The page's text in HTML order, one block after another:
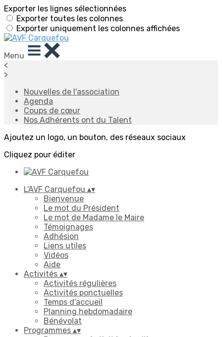
Exporter les lignes sélectionnées
Exporter toutes les colonnes
Exporter uniquement les colonnes affichées
Menu
<
>
Nouvelles de l'association
Agenda
Coups de cœur
Nos Adhérents ont du Talent
Ajoutez un logo, un bouton, des réseaux sociaux
Cliquez pour éditer
L'AVF Carquefou ▴▾
Bienvenue
Le mot du Président
Le mot de Madame le Maire
Témoignages
Adhésion
Liens utiles
Vidéos
Aide
Activités ▴▾
Activités régulières
Activités ponctuelles
Temps d'accueil
Planning hebdomadaire
Bénévolat
Programmes ▴▾